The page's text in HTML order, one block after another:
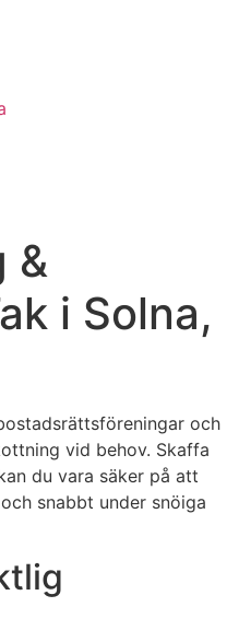
&
i Solna,
och
vid behov. Skaffa
du vara säker på att
snabbt under snöiga